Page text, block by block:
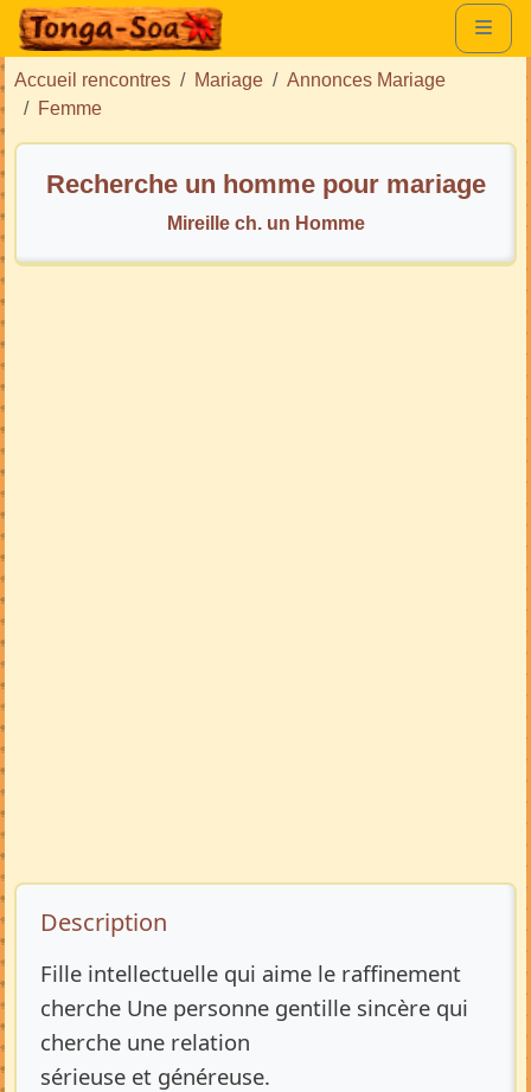
Accueil rencontres Mariage
Annonces Mariage
Femme
Recherche un homme pour mariage
Mireille ch. un Homme
Description de l’annonce
Description
Fille intellectuelle qui aime le raffinement
cherche Une personne gentille sincère qui
cherche une relation
sérieuse et généreuse.